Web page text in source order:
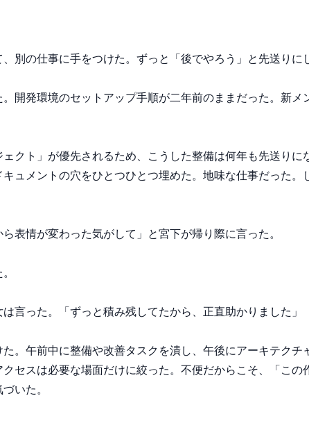
別の仕事に手をつけた。ずっと「後でやろう」と先送りに
開発環境のセットアップ手順が二年前のままだった。新メ
クト」が優先されるため、こうした整備は何年も先送りに
ュメントの穴をひとつひとつ埋めた。地味な仕事だった
表情が変わった気がして」と宮下が帰り際に言った。
言った。「ずっと積み残してたから、正直助かりました」
。午前中に整備や改善タスクを潰し、午後にアーキテク
セスは必要な場面だけに絞った。不便だからこそ、「この
いた。